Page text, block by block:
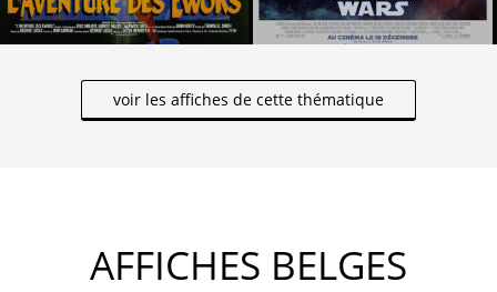
voir les affiches de cette thématique
AFFICHES BELGES